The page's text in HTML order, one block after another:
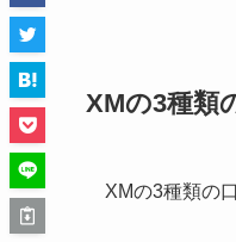
XMの3種類
XMの3種類の